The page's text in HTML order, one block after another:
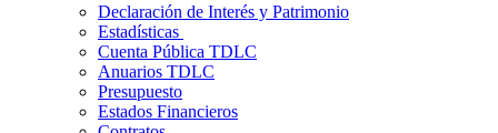
Declaración de Interés y Patrimonio
Estadísticas
Cuenta Pública TDLC
Anuarios TDLC
Presupuesto
Estados Financieros